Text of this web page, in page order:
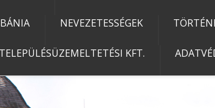
NEVEZETESSÉGEK
KFT.